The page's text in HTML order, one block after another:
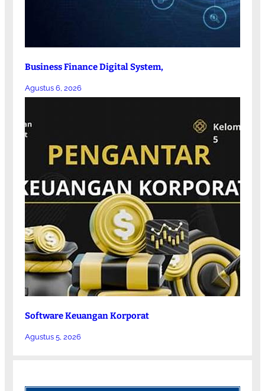
Business Finance Digital System,
Agustus 6, 2026
Software Keuangan Korporat
Agustus 5, 2026